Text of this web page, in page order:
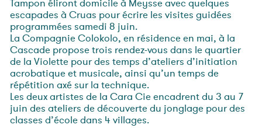
Tampon éliront domicile à Meysse avec quelques
escapades à Cruas pour écrire les visites guidées
programmées samedi 8 juin.
La Compagnie Colokolo, en résidence en mai, à la
Cascade propose trois rendez-vous dans le quartier
de la Violette pour des temps d’ateliers d’initiation
acrobatique et musicale, ainsi qu’un temps de
répétition axé sur la technique.
Les deux artistes de la Cara Cie encadrent du 3 au 7
juin des ateliers de découverte du jonglage pour des
classes d’école dans 4 villages.